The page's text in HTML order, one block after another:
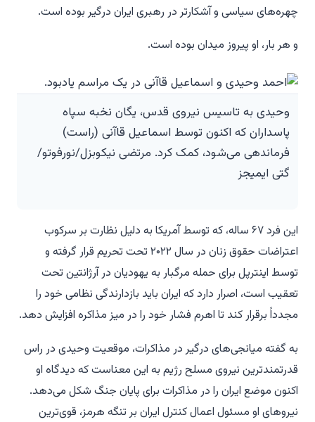
چهره‌های سیاسی و آشکارتر در رهبری ایران درگیر بوده است.
و هر بار، او پیروز میدان بوده است.
وحیدی به تاسیس نیروی قدس، یگان نخبه سپاه
پاسداران که اکنون توسط اسماعیل قاآنی (راست)
فرماندهی می‌شود، کمک کرد. مرتضی نیکوبزل/نورفوتو/
گتی ایمیجز
این فرد ۶۷ ساله، که توسط آمریکا به دلیل نظارت بر سرکوب
اعتراضات حقوق زنان در سال ۲۰۲۲ تحت تحریم قرار گرفته و
توسط اینترپل برای حمله مرگبار به یهودیان در آرژانتین تحت
تعقیب است، اصرار دارد که ایران باید بازدارندگی نظامی خود را
مجدداً برقرار کند تا اهرم فشار خود را در میز مذاکره افزایش دهد.
به گفته میانجی‌های درگیر در مذاکرات، موقعیت وحیدی در راس
قدرتمندترین نیروی مسلح رژیم به این معناست که دیدگاه او
اکنون موضع ایران را در مذاکرات برای پایان جنگ شکل می‌دهد.
نیروهای او مسئول اعمال کنترل ایران بر تنگه هرمز، قوی‌ترین